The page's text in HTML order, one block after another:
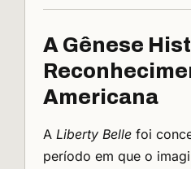
A Gênese
Americana
A Liberty Belle foi
período em que o